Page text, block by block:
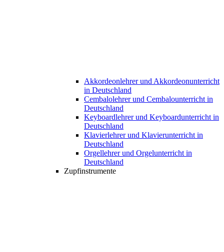
Akkordeonlehrer und Akkordeonunterricht
in Deutschland
Cembalolehrer und Cembalounterricht in
Deutschland
Keyboardlehrer und Keyboardunterricht in
Deutschland
Klavierlehrer und Klavierunterricht in
Deutschland
Orgellehrer und Orgelunterricht in
Deutschland
Zupfinstrumente